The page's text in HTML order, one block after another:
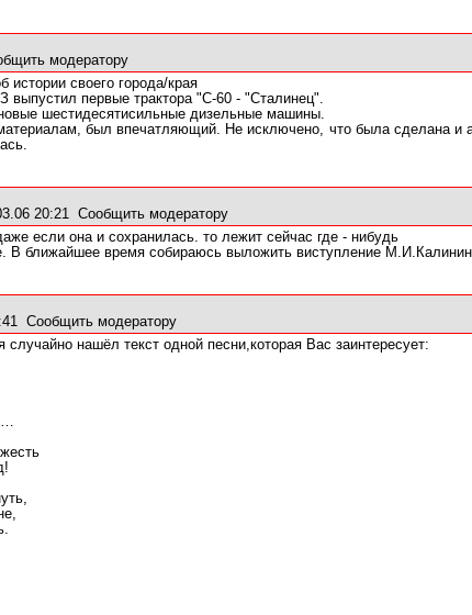
модератору
истории своего города/края
выпустил первые трактора "С-60 - "Сталинец".
шестидесятисильные дизельные машины.
был впечатляющий. Не исключено, что была сделана и
20:21 Сообщить модератору
если она и сохранилась. то лежит сейчас где - нибудь
ближайшее время собираюсь выложить виступление
Сообщить модератору
нашёл текст одной песни,которая Вас заинтересует: